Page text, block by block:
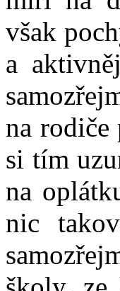
však
a
na
si tím
na
nic